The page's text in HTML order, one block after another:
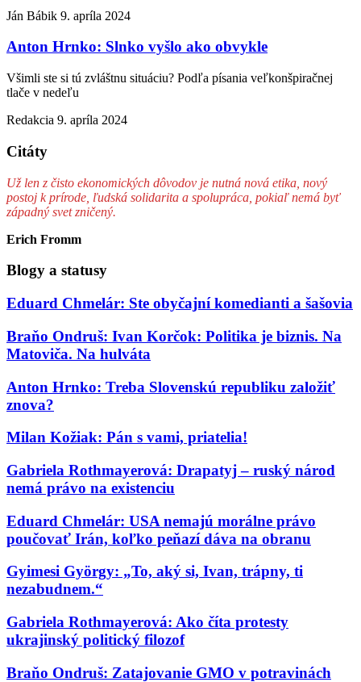
Ján Bábik 9. apríla 2024
Anton Hrnko: Slnko vyšlo ako obvykle
Všimli ste si tú zvláštnu situáciu? Podľa písania veľkonšpiračnej
tlače v nedeľu
Redakcia 9. apríla 2024
Citáty
Už len z čisto ekonomických dôvodov je nutná nová etika, nový
postoj k prírode, ľudská solidarita a spolupráca, pokiaľ nemá byť
západný svet zničený.
Erich Fromm
Blogy a statusy
Eduard Chmelár: Ste obyčajní komedianti a šašovia
Braňo Ondruš: Ivan Korčok: Politika je biznis. Na
Matoviča. Na hulváta
Anton Hrnko: Treba Slovenskú republiku založiť
znova?
Milan Kožiak: Pán s vami, priatelia!
Gabriela Rothmayerová: Drapatyj – ruský národ
nemá právo na existenciu
Eduard Chmelár: USA nemajú morálne právo
poučovať Irán, koľko peňazí dáva na obranu
Gyimesi György: „To, aký si, Ivan, trápny, ti
nezabudnem.“
Gabriela Rothmayerová: Ako číta protesty
ukrajinský politický filozof
Braňo Ondruš: Zatajovanie GMO v potravinách